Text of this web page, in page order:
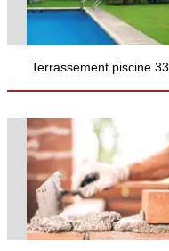
Terrassement piscine 33